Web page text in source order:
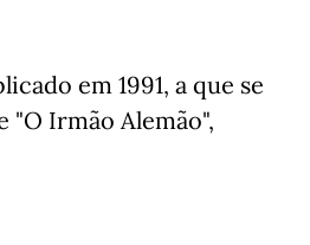
em 1991, a que se
"O Irmão Alemão",